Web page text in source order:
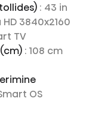
: 43 in
3840x2160
TV
: 108 cm
OS